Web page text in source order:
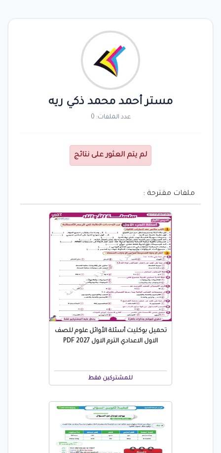
مستر أحمد محمد ذكي ريه
عدد الملفات: 0
لم يتم العثور على نتائج
ملفات مقترحة :
تحميل بوكليت أسئلة الأوائل علوم للصف
الاول الاعدادي الترم الاول 2027 PDF
للمشتركين فقط